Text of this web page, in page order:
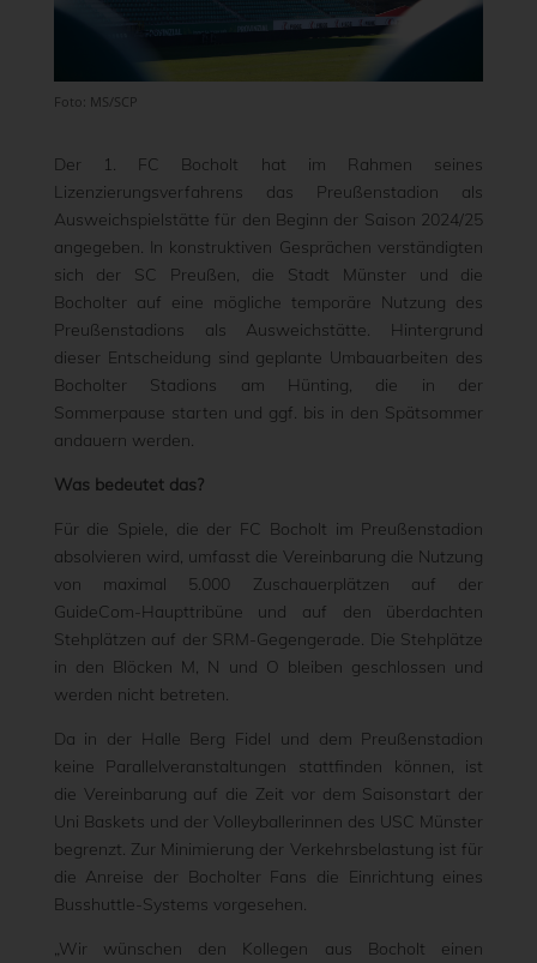
Foto: MS/SCP
Der 1. FC Bocholt hat im Rahmen seines
Lizenzierungsverfahrens das Preußenstadion als
Ausweichspielstätte für den Beginn der Saison 2024/25
angegeben. In konstruktiven Gesprächen verständigten
sich der SC Preußen, die Stadt Münster und die
Bocholter auf eine mögliche temporäre Nutzung des
Preußenstadions als Ausweichstätte. Hintergrund
dieser Entscheidung sind geplante Umbauarbeiten des
Bocholter Stadions am Hünting, die in der
Sommerpause starten und ggf. bis in den Spätsommer
andauern werden.
Was bedeutet das?
Für die Spiele, die der FC Bocholt im Preußenstadion
absolvieren wird, umfasst die Vereinbarung die Nutzung
von maximal 5.000 Zuschauerplätzen auf der
GuideCom-Haupttribüne und auf den überdachten
Stehplätzen auf der SRM-Gegengerade. Die Stehplätze
in den Blöcken M, N und O bleiben geschlossen und
werden nicht betreten.
Da in der Halle Berg Fidel und dem Preußenstadion
keine Parallelveranstaltungen stattfinden können, ist
die Vereinbarung auf die Zeit vor dem Saisonstart der
Uni Baskets und der Volleyballerinnen des USC Münster
begrenzt. Zur Minimierung der Verkehrsbelastung ist für
die Anreise der Bocholter Fans die Einrichtung eines
Busshuttle-Systems vorgesehen.
„Wir wünschen den Kollegen aus Bocholt einen